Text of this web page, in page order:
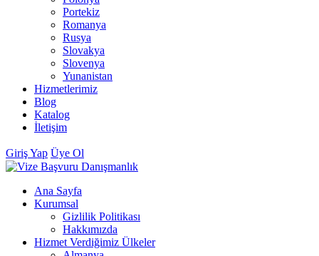
Portekiz
Romanya
Rusya
Slovakya
Slovenya
Yunanistan
Hizmetlerimiz
Blog
Katalog
İletişim
Giriş Yap Üye Ol
Ana Sayfa
Kurumsal
Gizlilik Politikası
Hakkımızda
Hizmet Verdiğimiz Ülkeler